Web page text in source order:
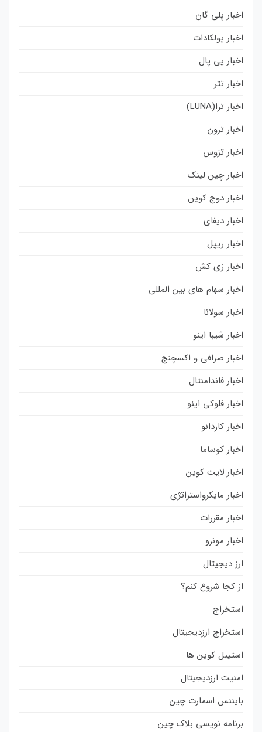
اخبار پلی گان
اخبار پولکادات
اخبار پی پال
اخبار تتر
اخبار ترا(LUNA)
اخبار ترون
اخبار تزوس
اخبار چین لینک
اخبار دوج کوین
اخبار دیفای
اخبار ریپل
اخبار زی کش
اخبار سهام های بین المللی
اخبار سولانا
اخبار شیبا اینو
اخبار صرافی و اکسچنج
اخبار فاندامنتال
اخبار فلوکی اینو
اخبار کاردانو
اخبار کوساما
اخبار لایت کوین
اخبار مایکرواستراتژی
اخبار مقررات
اخبار مونرو
ارز دیجیتال
از کجا شروع کنم؟
استخراج
استخراج ارزدیجیتال
استیبل کوین ها
امنیت ارزدیجیتال
بایننس اسمارت چین
برنامه نویسی بلاک چین